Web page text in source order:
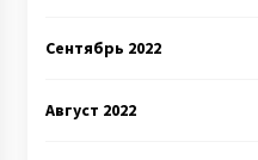
Сентябрь 2022
Август 2022